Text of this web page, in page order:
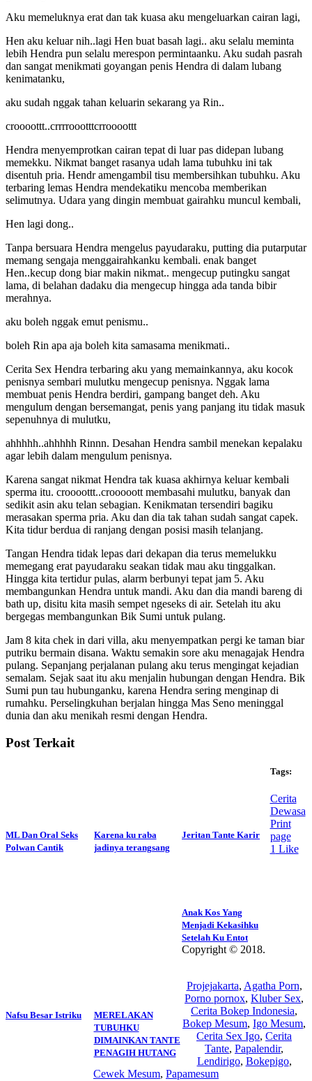
Aku memeluknya erat dan tak kuasa aku mengeluarkan cairan lagi,
Hen aku keluar nih..lagi Hen buat basah lagi.. aku selalu meminta
lebih Hendra pun selalu merespon permintaanku. Aku sudah pasrah
dan sangat menikmati goyangan penis Hendra di dalam lubang
kenimatanku,
aku sudah nggak tahan keluarin sekarang ya Rin..
croooottt..crrrroootttcrroooottt
Hendra menyemprotkan cairan tepat di luar pas didepan lubang
memekku. Nikmat banget rasanya udah lama tubuhku ini tak
disentuh pria. Hendr amengambil tisu membersihkan tubuhku. Aku
terbaring lemas Hendra mendekatiku mencoba memberikan
selimutnya. Udara yang dingin membuat gairahku muncul kembali,
Hen lagi dong..
Tanpa bersuara Hendra mengelus payudaraku, putting dia putarputar
memang sengaja menggairahkanku kembali. enak banget
Hen..kecup dong biar makin nikmat.. mengecup putingku sangat
lama, di belahan dadaku dia mengecup hingga ada tanda bibir
merahnya.
aku boleh nggak emut penismu..
boleh Rin apa aja boleh kita samasama menikmati..
Cerita Sex Hendra terbaring aku yang memainkannya, aku kocok
penisnya sembari mulutku mengecup penisnya. Nggak lama
membuat penis Hendra berdiri, gampang banget deh. Aku
mengulum dengan bersemangat, penis yang panjang itu tidak masuk
sepenuhnya di mulutku,
ahhhhh..ahhhhh Rinnn. Desahan Hendra sambil menekan kepalaku
agar lebih dalam mengulum penisnya.
Karena sangat nikmat Hendra tak kuasa akhirnya keluar kembali
sperma itu. croooottt..crooooott membasahi mulutku, banyak dan
sedikit asin aku telan sebagian. Kenikmatan tersendiri bagiku
merasakan sperma pria. Aku dan dia tak tahan sudah sangat capek.
Kita tidur berdua di ranjang dengan posisi masih telanjang.
Tangan Hendra tidak lepas dari dekapan dia terus memelukku
memegang erat payudaraku seakan tidak mau aku tinggalkan.
Hingga kita tertidur pulas, alarm berbunyi tepat jam 5. Aku
membangunkan Hendra untuk mandi. Aku dan dia mandi bareng di
bath up, disitu kita masih sempet ngeseks di air. Setelah itu aku
bergegas membangunkan Bik Sumi untuk pulang.
Jam 8 kita chek in dari villa, aku menyempatkan pergi ke taman biar
putriku bermain disana. Waktu semakin sore aku menagajak Hendra
pulang. Sepanjang perjalanan pulang aku terus mengingat kejadian
semalam. Sejak saat itu aku menjalin hubungan dengan Hendra. Bik
Sumi pun tau hubunganku, karena Hendra sering menginap di
rumahku. Perselingkuhan berjalan hingga Mas Seno meninggal
dunia dan aku menikah resmi dengan Hendra.
Post Terkait
ML Dan Oral Seks
Polwan Cantik
Karena ku raba
jadinya terangsang
Jeritan Tante Karir
Anak Kos Yang
Menjadi Kekasihku
Setelah Ku Entot
Nafsu Besar Istriku
MERELAKAN
TUBUHKU
DIMAINKAN TANTE
PENAGIH HUTANG
Tags:
Cerita
Dewasa
Print
page
1 Like
Copyright © 2018.
Projejakarta, Agatha Porn,
Porno pornox, Kluber Sex,
Cerita Bokep Indonesia,
Bokep Mesum, Igo Mesum,
Cerita Sex Igo, Cerita
Tante, Papalendir,
Lendirigo, Bokepigo,
Cewek Mesum, Papamesum